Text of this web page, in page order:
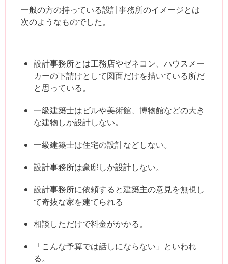
一般の方の持っている設計事務所のイメージとは
次のようなものでした。
設計事務所とは工務店やゼネコン、ハウスメー
カーの下請けとして図面だけを描いている所だ
と思っている。
一級建築士はビルや美術館、博物館などの大き
な建物しか設計しない。
一級建築士は住宅の設計などしない。
設計事務所は豪邸しか設計しない。
設計事務所に依頼すると建築主の意見を無視し
て奇抜な家を建てられる
相談しただけで料金がかかる。
「こんな予算では話しにならない」といわれ
る。